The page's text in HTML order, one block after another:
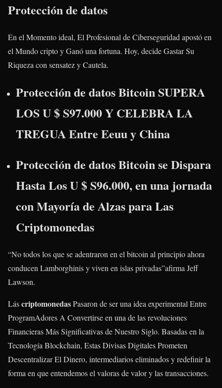
Protección de datos
En el Momento ideal, El Profesional de Ciberseguridad apostó en
el Mundo cripto y Ganó una fortuna. Hoy, decide Gastar Su
Riqueza con sensatez y Cautela.
Protección de datos Bitcoin SUPERA
LOS U $ S97.000 Y CELEBRA LA
TREGUA Entre Eeuu y China
Protección de datos Bitcoin se Dispara
Hasta Los U $ S96.000, en una jornada
con Mayoría de Alzas para Las
Criptomonedas
“No todos los que se adentraron en el bitcoin al principio ahora
conducen Lamborghinis y viven en islas privadas”afirma Jeff
Lawson.
LáscriptomonedasPasaron de ser una idea experimental Entre
ProgramAdores A Convertirse en una de las revoluciones
Financieras Más Significativas de Nuestro Siglo. Basadas en la
Tecnología Blockchain, Estas Divisas Digitales Prometen
Descentralizar El Dinero, intermediarios eliminados y redefinir la
forma en que entendemos el valoras de valor y las transacciones.